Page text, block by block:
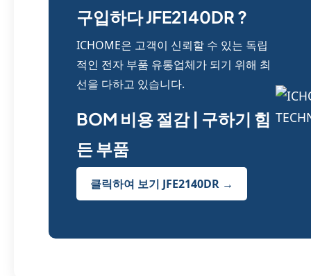
구입하다 JFE2140DR ?
ICHOME은 고객이 신뢰할 수 있는 독립
적인 전자 부품 유통업체가 되기 위해 최
선을 다하고 있습니다.
BOM 비용 절감 | 구하기 힘
든 부품
클릭하여 보기 JFE2140DR →